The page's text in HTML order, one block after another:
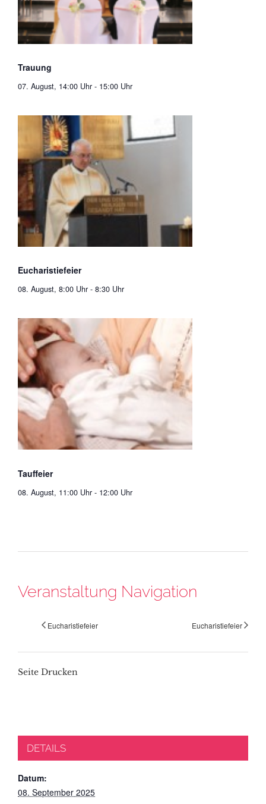
Trauung
07. August, 14:00 Uhr - 15:00 Uhr
Eucharistiefeier
08. August, 8:00 Uhr - 8:30 Uhr
Tauffeier
08. August, 11:00 Uhr - 12:00 Uhr
Veranstaltung Navigation
Eucharistiefeier Eucharistiefeier
Seite Drucken
DETAILS
Datum:
08. September 2025